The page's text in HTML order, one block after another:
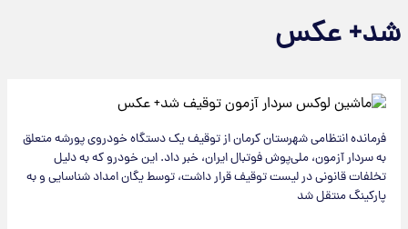
شد+ عکس
فرمانده انتظامی شهرستان کرمان از توقیف یک دستگاه خودروی پورشه متعلق
به سردار آزمون، ملی‌پوش فوتبال ایران، خبر داد. این خودرو که به دلیل
تخلفات قانونی در لیست توقیف قرار داشت، توسط یگان امداد شناسایی و به
پارکینگ منتقل شد